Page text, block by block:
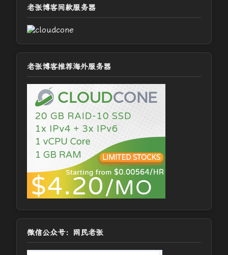
老张博客同款服务器
老张博客推荐海外服务器
微信公众号：网民老张